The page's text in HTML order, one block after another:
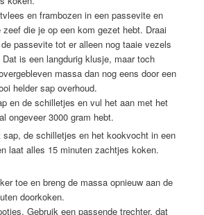
en frambozen in een passevite en
die je op een kom gezet hebt. Draai
passevite tot er alleen nog taaie vezels
is een langdurig klusje, maar toch
massa dan nog eens door een
helder sap overhoud.
en de schilletjes en vul het aan met het
ongeveer 3000 gram hebt.
sap, de schilletjes en het kookvocht in een
laat alles 15 minuten zachtjes koken.
toe en breng de massa opnieuw aan de
doorkoken.
Gebruik een passende trechter, dat